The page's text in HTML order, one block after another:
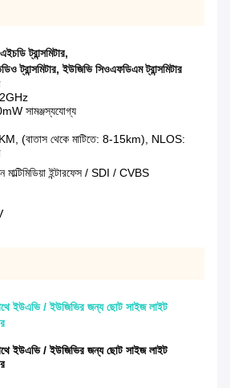
ট্রান্সমিটার,
ট্রান্সমিটার,ইউজিভি সিওএফডিএম ট্রান্সমিটার
সামঞ্জস্যযোগ্য
(বাতাস থেকে মাটিতে: 8-15km), NLOS:
মাল্টিমিডিয়া ইন্টারফেস / SDI / CVBS
ইউএভি / ইউজিভির জন্য ছোট সাইজ লাইট
ইউএভি / ইউজিভির জন্য ছোট সাইজ লাইট